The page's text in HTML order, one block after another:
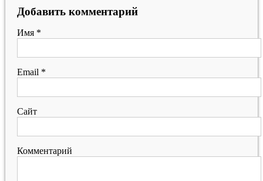
Добавить комментарий
Имя *
Email *
Сайт
Комментарий